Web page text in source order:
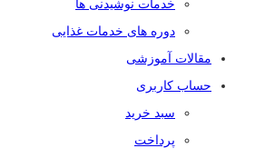
خدمات نوشیدنی ها
دوره های خدمات غذایی
مقالات آموزشی
حساب کاربری
سبد خرید
پرداخت